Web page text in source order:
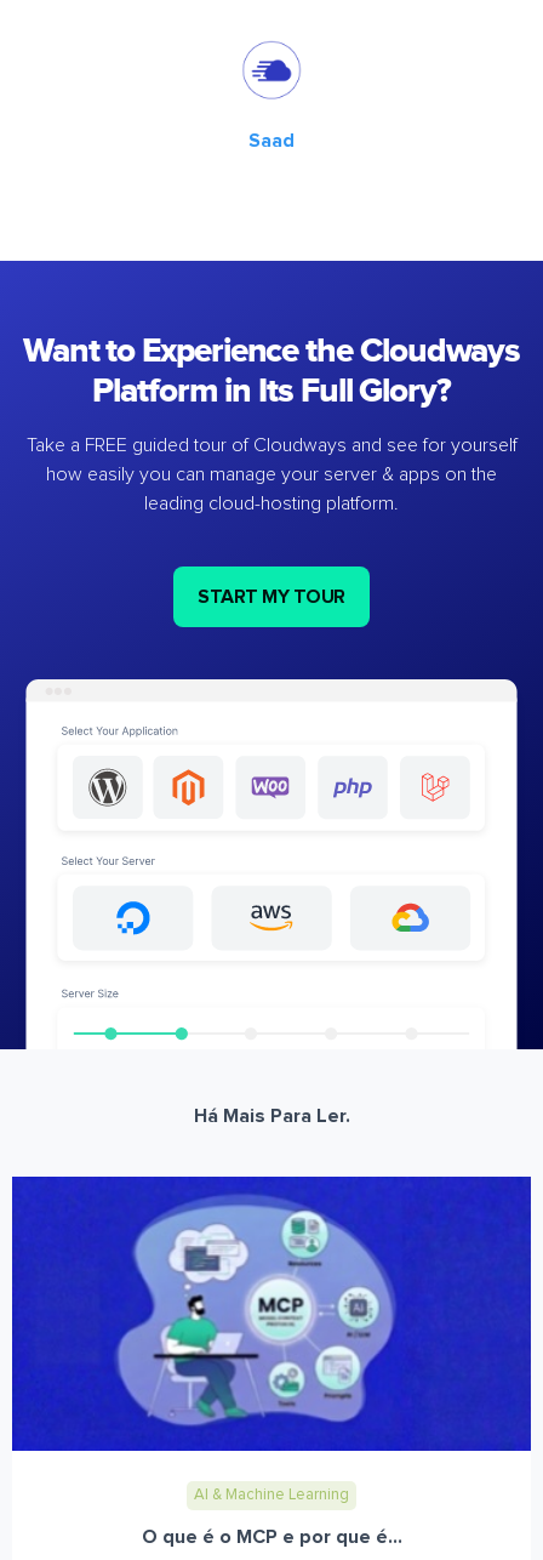
Saad
Want to Experience the Cloudways
Platform in Its Full Glory?
Take a FREE guided tour of Cloudways and see for yourself
how easily you can manage your server & apps on the
leading cloud-hosting platform.
START MY TOUR
Há Mais Para Ler.
AI & Machine Learning
O que é o MCP e por que é...